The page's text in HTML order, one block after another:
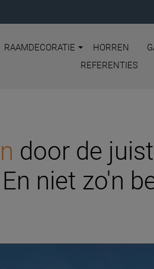
RAAMDECORATIE HORREN
REFERENTIES
door de
niet zo'n